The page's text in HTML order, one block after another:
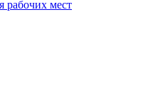
рабочих мест